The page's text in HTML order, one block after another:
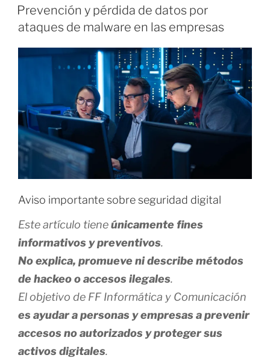
U
B
L
C
A
Prevención y pérdida de datos por
ataques de malware en las empresas
Aviso importante sobre seguridad digital
Este artículo tieneúnicamente fines
informativos y preventivos.
No explica, promueve ni describe métodos
de hackeo o accesos ilegales.
El objetivo de FF Informática y Comunicación
es ayudar a personas y empresas a prevenir
accesos no autorizados y proteger sus
activos digitales.